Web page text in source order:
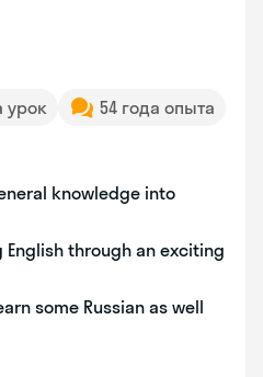
урок
54 года опыта
knowledge into
English through an exciting
some Russian as well